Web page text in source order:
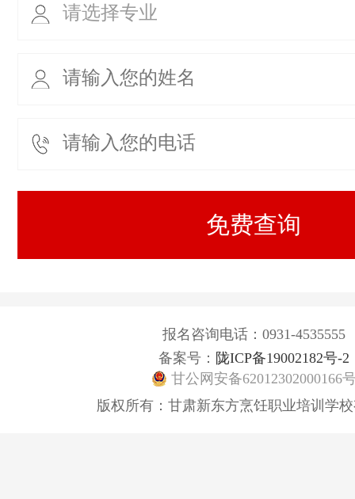
报名咨询电话：0931-4535555
备案号： 陇ICP备19002182号-2
甘公网安备62012302000166
版权所有：甘肃新东方烹饪职业培训学